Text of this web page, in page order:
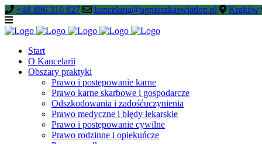
+48 886 316 827 kancelaria@agnieszkaswiatlon.pl Kraków
Start
O Kancelarii
Obszary praktyki
Prawo i postępowanie karne
Prawo karne skarbowe i gospodarcze
Odszkodowania i zadośćuczynienia
Prawo medyczne i błędy lekarskie
Prawo i postępowanie cywilne
Prawo rodzinne i opiekuńcze